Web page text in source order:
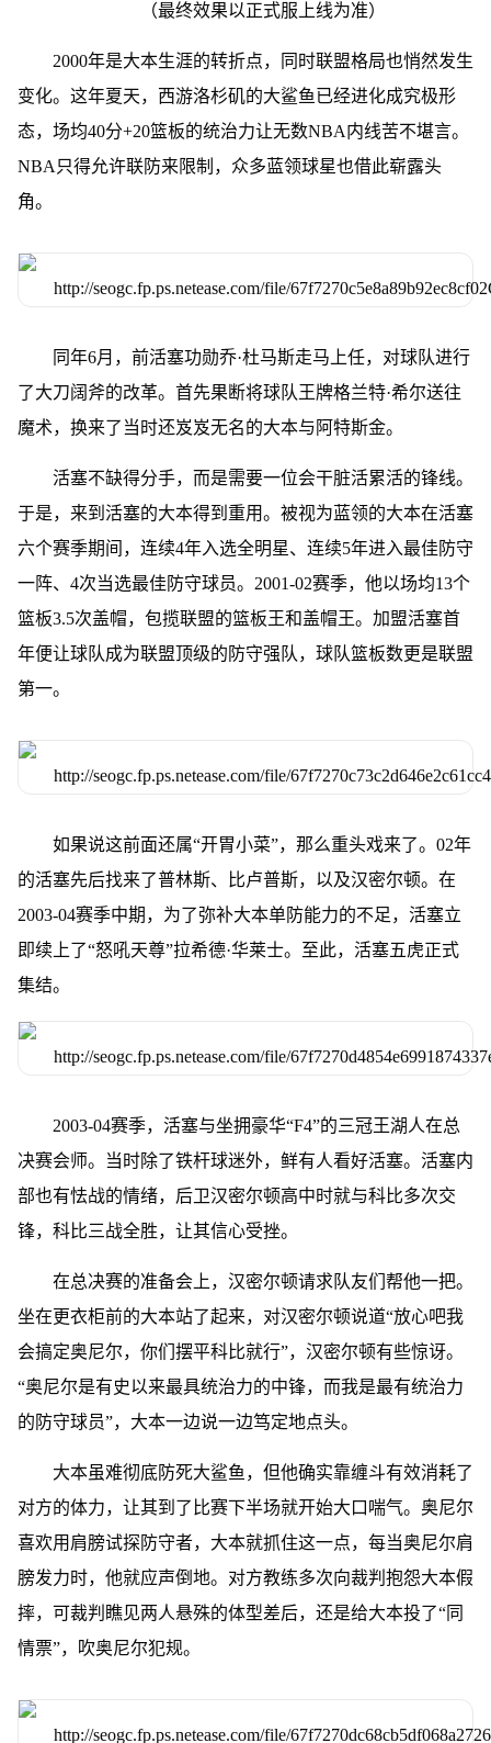
（最终效果以正式服上线为准）
2000年是大本生涯的转折点，同时联盟格局也悄然发生
变化。这年夏天，西游洛杉矶的大鲨鱼已经进化成究极形
态，场均40分+20篮板的统治力让无数NBA内线苦不堪言。
NBA只得允许联防来限制，众多蓝领球星也借此崭露头
角。
同年6月，前活塞功勋乔·杜马斯走马上任，对球队进行
了大刀阔斧的改革。首先果断将球队王牌格兰特·希尔送往
魔术，换来了当时还岌岌无名的大本与阿特斯金。
活塞不缺得分手，而是需要一位会干脏活累活的锋线。
于是，来到活塞的大本得到重用。被视为蓝领的大本在活塞
六个赛季期间，连续4年入选全明星、连续5年进入最佳防守
一阵、4次当选最佳防守球员。2001-02赛季，他以场均13个
篮板3.5次盖帽，包揽联盟的篮板王和盖帽王。加盟活塞首
年便让球队成为联盟顶级的防守强队，球队篮板数更是联盟
第一。
如果说这前面还属“开胃小菜”，那么重头戏来了。02年
的活塞先后找来了普林斯、比卢普斯，以及汉密尔顿。在
2003-04赛季中期，为了弥补大本单防能力的不足，活塞立
即续上了“怒吼天尊”拉希德·华莱士。至此，活塞五虎正式
集结。
2003-04赛季，活塞与坐拥豪华“F4”的三冠王湖人在总
决赛会师。当时除了铁杆球迷外，鲜有人看好活塞。活塞内
部也有怯战的情绪，后卫汉密尔顿高中时就与科比多次交
锋，科比三战全胜，让其信心受挫。
在总决赛的准备会上，汉密尔顿请求队友们帮他一把。
坐在更衣柜前的大本站了起来，对汉密尔顿说道“放心吧我
会搞定奥尼尔，你们摆平科比就行”，汉密尔顿有些惊讶。
“奥尼尔是有史以来最具统治力的中锋，而我是最有统治力
的防守球员”，大本一边说一边笃定地点头。
大本虽难彻底防死大鲨鱼，但他确实靠缠斗有效消耗了
对方的体力，让其到了比赛下半场就开始大口喘气。奥尼尔
喜欢用肩膀试探防守者，大本就抓住这一点，每当奥尼尔肩
膀发力时，他就应声倒地。对方教练多次向裁判抱怨大本假
摔，可裁判瞧见两人悬殊的体型差后，还是给大本投了“同
情票”，吹奥尼尔犯规。